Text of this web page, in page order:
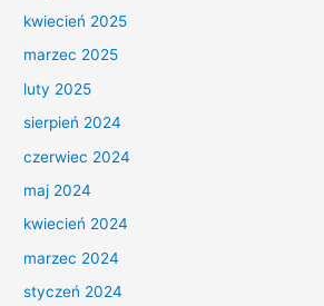
kwiecień 2025
marzec 2025
luty 2025
sierpień 2024
czerwiec 2024
maj 2024
kwiecień 2024
marzec 2024
styczeń 2024